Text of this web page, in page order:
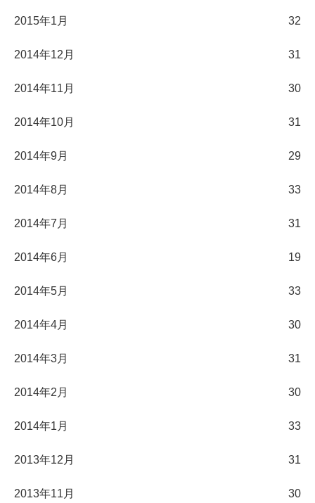
2015年1月 32
2014年12月 31
2014年11月 30
2014年10月 31
2014年9月 29
2014年8月 33
2014年7月 31
2014年6月 19
2014年5月 33
2014年4月 30
2014年3月 31
2014年2月 30
2014年1月 33
2013年12月 31
2013年11月 30